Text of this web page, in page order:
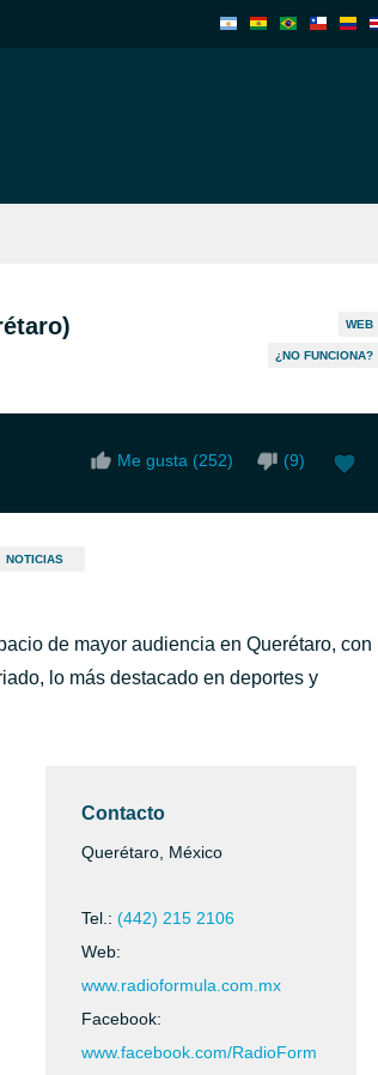
WEB
¿NO FUNCIONA?
Me gusta (252) (9)
NOTICIAS
de mayor audiencia en Querétaro, con
lo más destacado en deportes y
Contacto
Querétaro, México
Tel.: (442) 215 2106
Web:
www.radioformula.com.mx
Facebook:
www.facebook.com/RadioForm